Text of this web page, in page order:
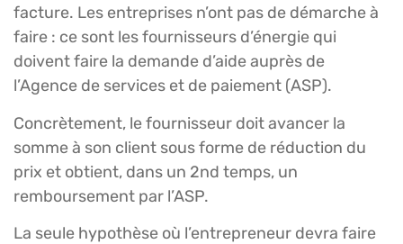
facture. Les entreprises n’ont pas de démarche à
faire : ce sont les fournisseurs d’énergie qui
doivent faire la demande d’aide auprès de
l’Agence de services et de paiement (ASP).
Concrètement, le fournisseur doit avancer la
somme à son client sous forme de réduction du
prix et obtient, dans un 2nd temps, un
remboursement par l’ASP.
La seule hypothèse où l’entrepreneur devra faire